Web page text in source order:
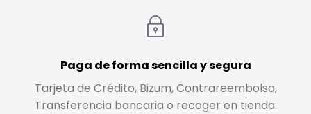
Paga de forma sencilla y segura
Tarjeta de Crédito, Bizum, Contrareembolso,
Transferencia bancaria o recoger en tienda.